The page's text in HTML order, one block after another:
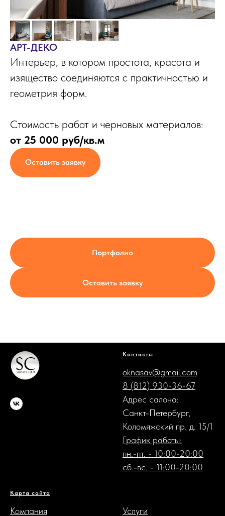
АPТ-ДЕКО
Интерьер, в котором простота, красота и
изящество соединяются с практичностью и
геометрия форм.
Стоимость работ и черновых материалов:
от 25 000 руб/кв.м
Оставить заявку
Портфолио
Оставить заявку
Контакты
oknasav@gmail.com
8 (812) 930-36-67
Адрес салона:
Санкт-Петербург,
Коломяжский пр. д. 15/1
График работы:
пн.-пт. - 10:00-20:00
сб.-вс. - 11:00-20:00
Карта сайта
Компания Услуги